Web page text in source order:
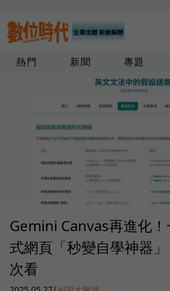
熱門 新聞 專題
Gemini Canvas再進化
式網頁「秒變自學神器
次看